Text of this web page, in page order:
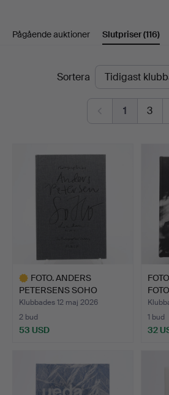
färg och form.
Pågående auktioner Slutpriser(116)
SlutpriserSortera
1 3
FOTO. ANDERS
PETERSENS SOHO
LONDON MMXII I…
Klubbades 12 maj 2026
2 bud
53 USD
1 bud
32